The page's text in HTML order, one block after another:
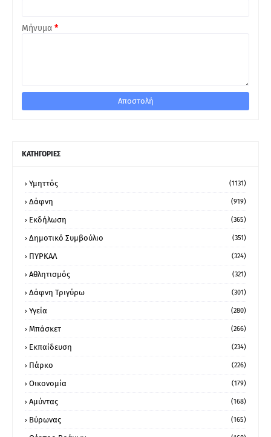
Μήνυμα *
ΚΑΤΗΓΟΡΙΕΣ
Υμηττός (1131)
Δάφνη (919)
Εκδήλωση (365)
Δημοτικό Συμβούλιο (351)
ΠΥΡΚΑΛ (324)
Αθλητισμός (321)
Δάφνη Τριγύρω (301)
Υγεία (280)
Μπάσκετ (266)
Εκπαίδευση (234)
Πάρκο (226)
Οικονομία (179)
Αμύντας (168)
Βύρωνας (165)